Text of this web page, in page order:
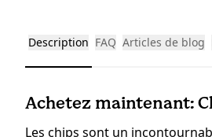
Description FAQ Articles de blog
Achetez maintenant:
Les chips sont un